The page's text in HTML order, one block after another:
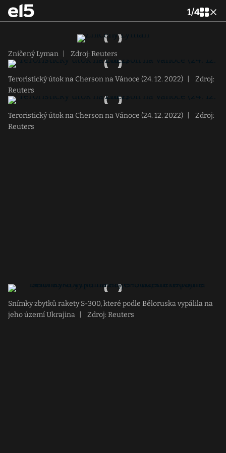
1/4
Zničený Lyman Zdroj: Reuters
Teroristický útok na Cherson na Vánoce (24. 12. 2022)
Zdroj:
Reuters
Teroristický útok na Cherson na Vánoce (24. 12. 2022)
Zdroj:
Reuters
Snímky zbytků rakety S-300, které podle Běloruska vypálila na
jeho území Ukrajina
Zdroj: Reuters